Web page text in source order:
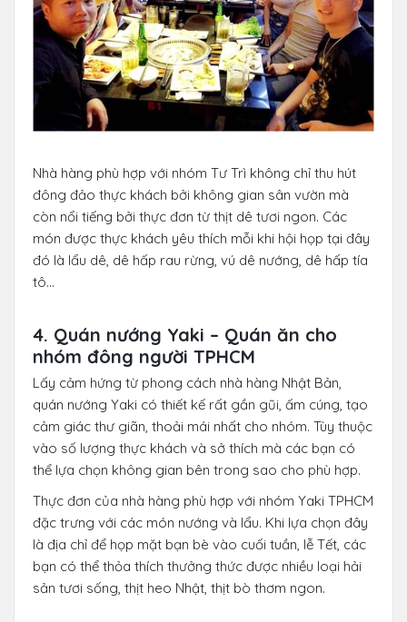
Nhà hàng phù hợp với nhóm Tư Trì không chỉ thu hút
đông đảo thực khách bởi không gian sân vườn mà
còn nổi tiếng bởi thực đơn từ thịt dê tươi ngon. Các
món được thực khách yêu thích mỗi khi hội họp tại đây
đó là lẩu dê, dê hấp rau rừng, vú dê nướng, dê hấp tía
tô…
4. Quán nướng Yaki – Quán ăn cho
nhóm đông người TPHCM
Lấy cảm hứng từ phong cách nhà hàng Nhật Bản,
quán nướng Yaki có thiết kế rất gần gũi, ấm cúng, tạo
cảm giác thư giãn, thoải mái nhất cho nhóm. Tùy thuộc
vào số lượng thực khách và sở thích mà các bạn có
thể lựa chọn không gian bên trong sao cho phù hợp.
Thực đơn của nhà hàng phù hợp với nhóm Yaki TPHCM
đặc trưng với các món nướng và lẩu. Khi lựa chọn đây
là địa chỉ để họp mặt bạn bè vào cuối tuần, lễ Tết, các
bạn có thể thỏa thích thưởng thức được nhiều loại hải
sản tươi sống, thịt heo Nhật, thịt bò thơm ngon.